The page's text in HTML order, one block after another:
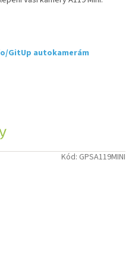
Kód: GPSA119MINI
GitUp autokamerám